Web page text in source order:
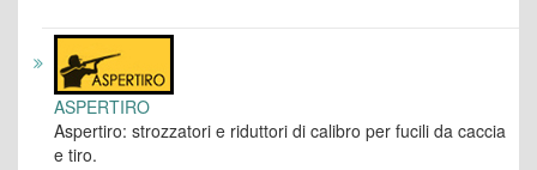
ASPERTIRO
Aspertiro: strozzatori e riduttori di calibro per fucili da caccia
e tiro.